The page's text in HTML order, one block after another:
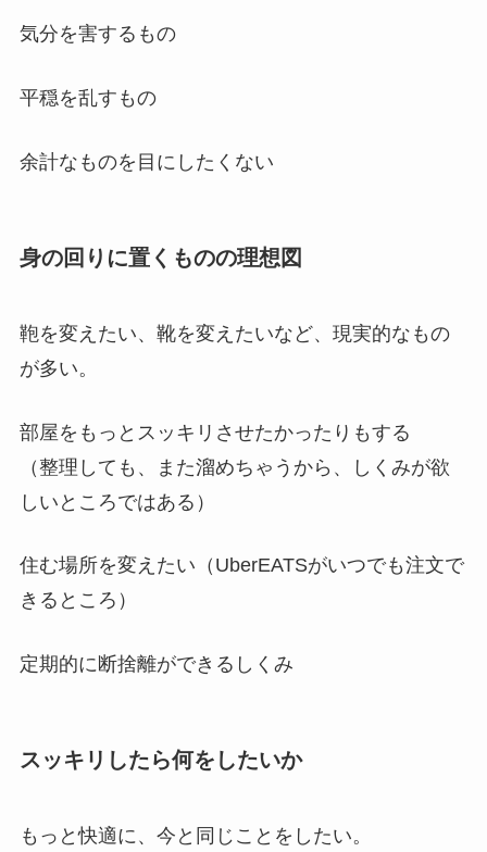
気分を害するもの
平穏を乱すもの
余計なものを目にしたくない
身の回りに置くものの理想図
鞄を変えたい、靴を変えたいなど、現実的なもの
が多い。
部屋をもっとスッキリさせたかったりもする
（整理しても、また溜めちゃうから、しくみが欲
しいところではある）
住む場所を変えたい（UberEATSがいつでも注文で
きるところ）
定期的に断捨離ができるしくみ
スッキリしたら何をしたいか
もっと快適に、今と同じことをしたい。